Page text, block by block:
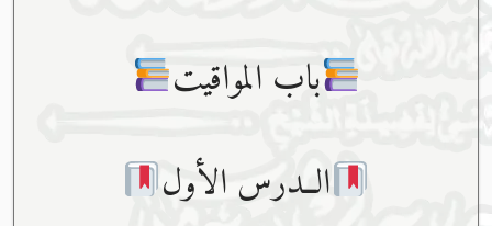
باب المواقيت
الــدرس الأول